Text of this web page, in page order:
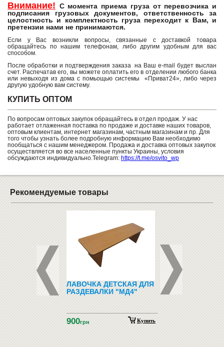
Внимание! С момента приема груза от перевозчика и
подписания грузовых документов, ответственность за
целостность и комплектность груза переходит к Вам, и
претензии нами не принимаются.
Если у Вас возникли вопросы, связанные с доставкой товара
обращайтесь по нашим телефонам, либо другим удобным для вас
способом.
После обработки и подтверждения заказа на Ваш e-mail будет выслан
счет. Распечатав его, вы можете оплатить его в отделении любого банка
или невыходя из дома с помьощью системы «Приват24», либо через
другую удобную вам систему.
КУПИТЬ ОПТОМ
По вопросам оптовых закупок обращайтесь в отдел продаж. У нас
работает отлаженная поставка по продаже и доставке наших товаров,
оптовым клиентам, интернет магазинам, частным магазинам и пр. Для
того чтобы узнать более подробную информацию Вам необходимо
пообщаться с нашим менеджером. Продажа и доставка оптовых закупок
осуществляется во все населенные пункты Украины, условия
обсуждаются индивидуально.Telegram: https://t.me/osvito_wp
Рекомендуемые товары
СМАРТ-ЧАСЫ -
SMART WATCH
ЛАВОЧКА ДЕТСКАЯ ДЛЯ
РАЗДЕВАЛКИ "МД4"
900грн Купить
КРОВАТЬ ДЛЯ
САДА